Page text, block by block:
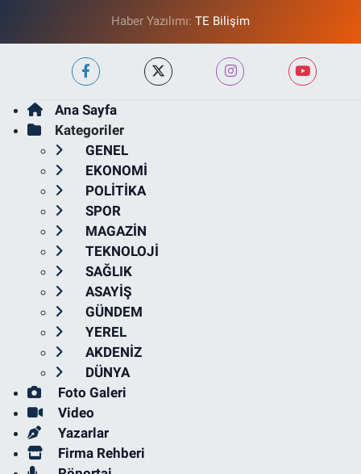
Haber Yazılımı: TE Bilişim
Ana Sayfa
Kategoriler
GENEL
EKONOMİ
POLİTİKA
SPOR
MAGAZİN
TEKNOLOJİ
SAĞLIK
ASAYİŞ
GÜNDEM
YEREL
AKDENİZ
DÜNYA
Foto Galeri
Video
Yazarlar
Firma Rehberi